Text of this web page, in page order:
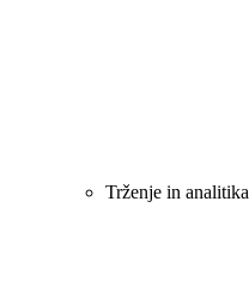
Trženje in analitika